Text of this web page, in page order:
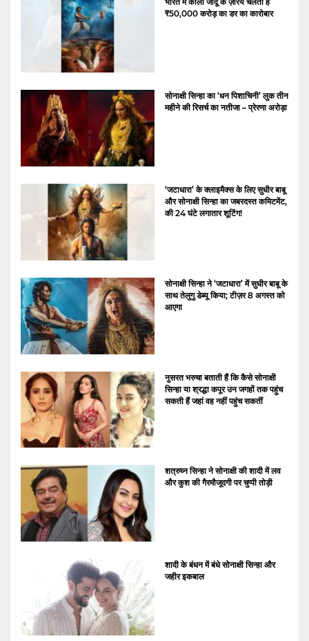
₹50,000 करोड़ का डर का कारोबार
सोनाक्षी सिन्हा का ‘धन पिशाचिनी’ लुक तीन
महीने की रिसर्च का नतीजा – प्रेरणा अरोड़ा
‘जटाधारा’ के क्लाइमैक्स के लिए सुधीर बाबू
और सोनाक्षी सिन्हा का जबरदस्त कमिटमेंट,
की 24 घंटे लगातार शूटिंग!
सोनाक्षी सिन्हा ने ‘जटाधारा’ में सुधीर बाबू के
साथ तेलुगु डेब्यू किया; टीज़र 8 अगस्त को
आएगा
नुसरत भरुचा बताती हैं कि कैसे सोनाक्षी
सिन्हा या श्रद्धा कपूर उन जगहों तक पहुंच
सकती हैं जहां वह नहीं पहुंच सकतीं
शत्रुघ्न सिन्हा ने सोनाक्षी की शादी में लव
और कुश की गैरमौजूदगी पर चुप्पी तोड़ी
शादी के बंधन में बंधे सोनाक्षी सिन्हा और
जहीर इकबाल